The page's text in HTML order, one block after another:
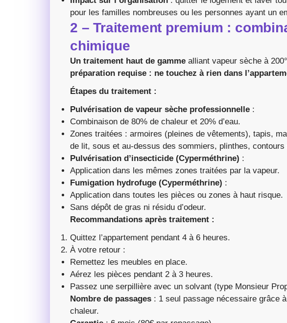
pour les familles nombreuses ou les personnes ayant un
2 – Traitement premium :
chimique
Un traitement haut de gamme alliant vapeur sèche à
préparation requise : ne touchez à rien dans
Étapes du traitement :
Pulvérisation de vapeur sèche professionnelle :
Combinaison de 80% de chaleur et 20% d’eau.
Zones traitées : armoires (pleines de vêtements), tapis,
de lit, sous et au-dessus des sommiers, plinthes, contours
Pulvérisation d’insecticide (Cyperméthrine) :
Application dans les mêmes zones traitées par la vapeur.
Fumigation hydrofuge (Cyperméthrine) :
Application dans toutes les pièces ou zones à haut risque.
Sans dépôt de gras ni résidu d’odeur.
Recommandations après traitement :
Quittez l’appartement pendant 4 à 6 heures.
À votre retour :
Remettez les meubles en place.
Aérez les pièces pendant 2 à 3 heures.
Passez une serpillière avec un solvant (type Monsieur
Nombre de passages : 1 seul passage nécessaire grâce
chaleur.